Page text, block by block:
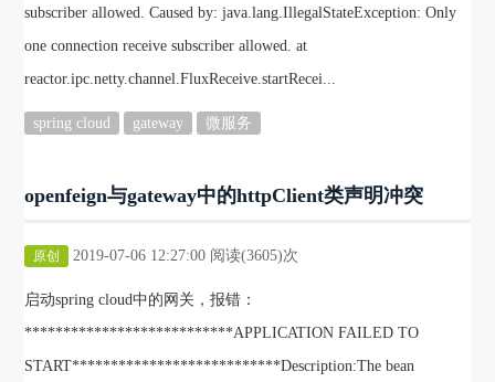
subscriber allowed. Caused by: java.lang.IllegalStateException: Only
one connection receive subscriber allowed. at
reactor.ipc.netty.channel.FluxReceive.startRecei...
spring cloud gateway 微服务
openfeign与gateway中的httpClient类声明冲突
原创 2019-07-06 12:27:00 阅读(3605)次
启动spring cloud中的网关，报错：
***************************APPLICATION FAILED TO
START***************************Description:The bean